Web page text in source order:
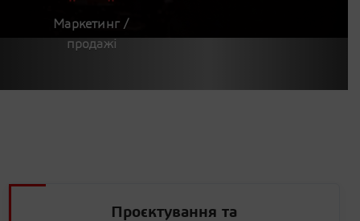
Маркетинг /
продажі
Проєктування та